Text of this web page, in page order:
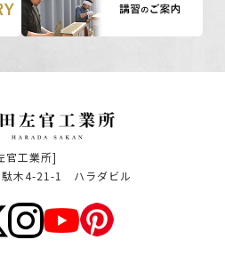
官工業所]
駄木4-21-1 ハラダビル